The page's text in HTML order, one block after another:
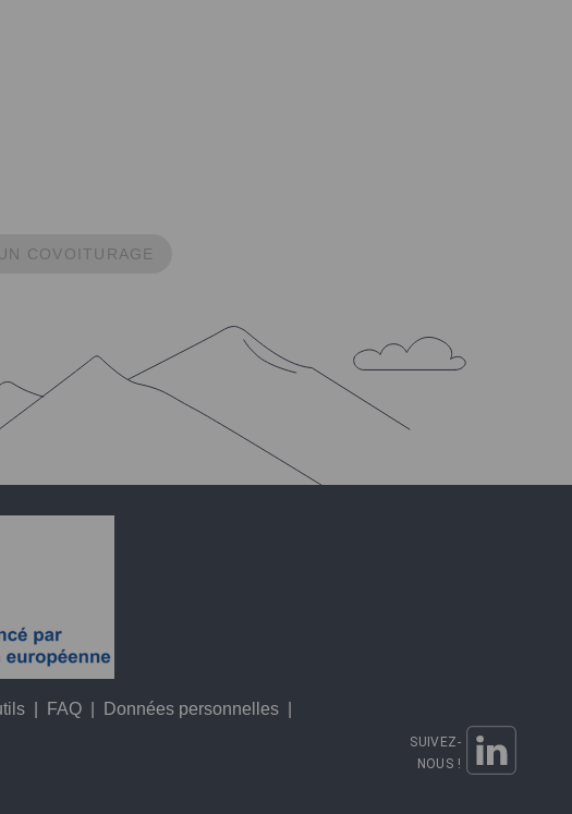
COVOITURAGE
FAQ Données personnelles
SUIVEZ-
NOUS !